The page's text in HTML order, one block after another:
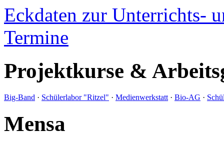
Eckdaten zur Unterrichts-
Termine
Projektkurse &
Big-Band · Schülerlabor "Ritzel" · Medienwerkstatt · Bio-AG ·
Mensa